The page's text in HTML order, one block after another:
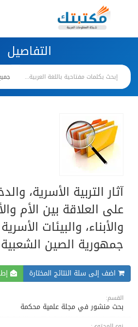
التفاصيل
آثار التربية الأسرية،
على العلاقة بين الأم
والأبناء، والبيئات
جمهورية الصين الشعبية
اضف إلى سلة النتائج المختارة
القسم:
بحث منشور في مجلة علمية محكمة